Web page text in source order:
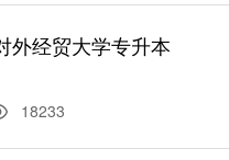
外经贸大学专升本
18233